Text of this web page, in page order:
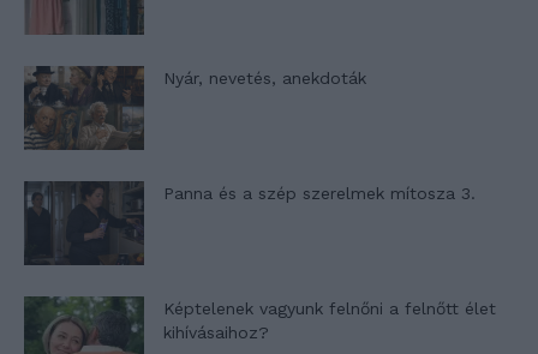
Nyár, nevetés, anekdoták
Panna és a szép szerelmek mítosza 3.
Képtelenek vagyunk felnőni a felnőtt élet
kihívásaihoz?